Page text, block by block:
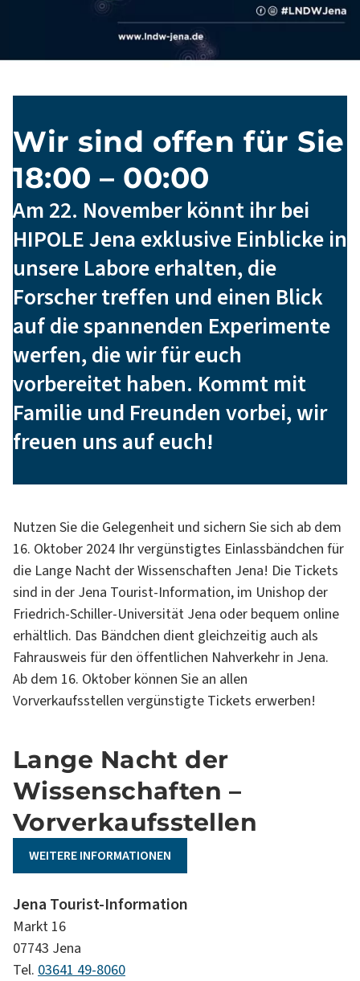
Wir sind offen für Sie
18:00 – 00:00
Am 22. November könnt ihr bei
HIPOLE Jena exklusive Einblicke in
unsere Labore erhalten, die
Forscher treffen und einen Blick
auf die spannenden Experimente
werfen, die wir für euch
vorbereitet haben. Kommt mit
Familie und Freunden vorbei, wir
freuen uns auf euch!
Nutzen Sie die Gelegenheit und sichern Sie sich ab dem
16. Oktober 2024 Ihr vergünstigtes Einlassbändchen für
die Lange Nacht der Wissenschaften Jena! Die Tickets
sind in der Jena Tourist-Information, im Unishop der
Friedrich-Schiller-Universität Jena oder bequem online
erhältlich. Das Bändchen dient gleichzeitig auch als
Fahrausweis für den öffentlichen Nahverkehr in Jena.
Ab dem 16. Oktober können Sie an allen
Vorverkaufsstellen vergünstigte Tickets erwerben!
Lange Nacht der
Wissenschaften –
Vorverkaufsstellen
WEITERE INFORMATIONEN
Jena Tourist-Information
Markt 16
07743 Jena
Tel. 03641 49-8060